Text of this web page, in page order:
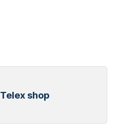
Telex shop